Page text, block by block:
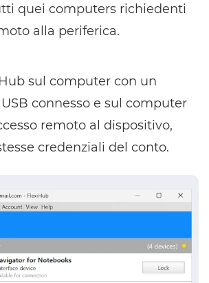
quei computers richiedenti
alla periferica.
sul computer con un
connesso e sul computer
remoto al dispositivo,
credenziali del conto.